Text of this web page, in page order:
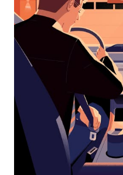
een
datum
te
selecteren.
Druk
Escape
agenda
te
sluiten.